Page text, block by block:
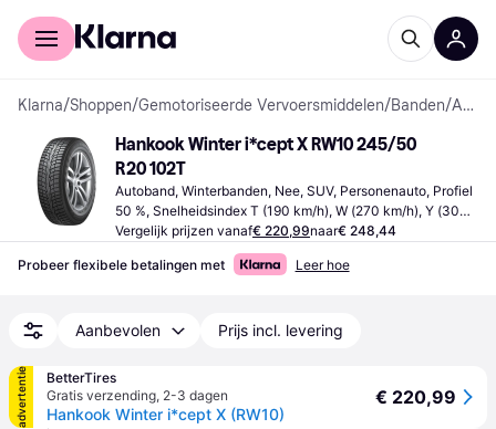
Voor shoppers
Klarna/Shoppen/Gemotoriseerde Vervoersmiddelen/Banden/ Autobanden
Hankook Winter i*cept X RW10 245/50
R20 102T
Autoband, Winterbanden, Nee, SUV, Personenauto, Profiel
50 %, Snelheidsindex T (190 km/h), W (270 km/h), Y (300
km/h), H (210 km/h)
Vergelijk prijzen vanaf€ 220,99naar€ 248,44
Probeer flexibele betalingen met Leer hoe
Aanbevolen Prijs incl. levering
advertentie
BetterTires
Gratis verzending, 2-3 dagen
Hankook Winter i*cept X (RW10)
€ 220,99